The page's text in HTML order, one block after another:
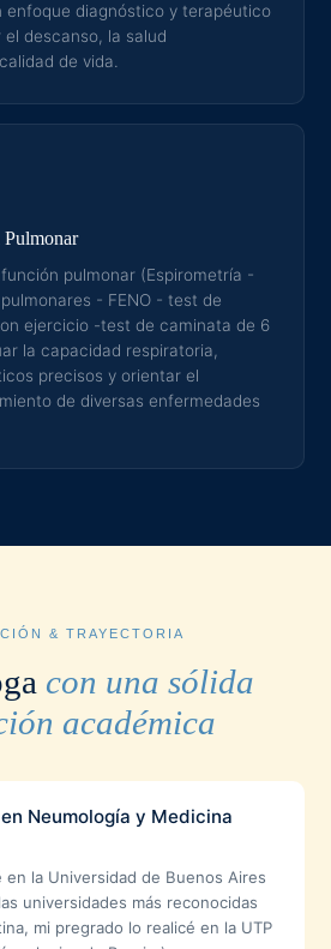
enfoque diagnóstico y terapéutico
descanso, la salud
de vida.
Pulmonar
pulmonar (Espirometría -
- FENO - test de
ejercicio -test de caminata de 6
la capacidad respiratoria,
precisos y orientar el
de diversas enfermedades
& TRAYECTORIA
con una sólida
académica
Neumología y Medicina
en la Universidad de Buenos Aires
universidades más reconocidas
mi pregrado lo realicé en la UTP